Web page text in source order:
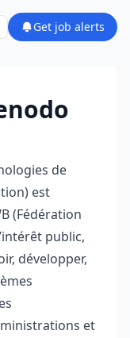
Get job alerts
de
est
(Fédération
public,
développer,
et